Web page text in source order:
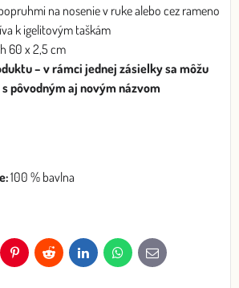
na nosenie v ruke alebo cez rameno
k igelitovým taškám
60 x 2,5 cm
– v rámci jednej zásielky sa môžu
pôvodným aj novým názvom
100 % bavlna
PinterestReddit LinkedInWhatsApp
E-
mail